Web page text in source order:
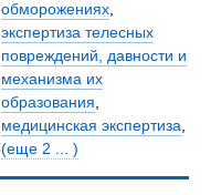
обморожениях,
экспертиза телесных
повреждений, давности и
механизма их
образования,
медицинская экспертиза,
(еще 2 ... )